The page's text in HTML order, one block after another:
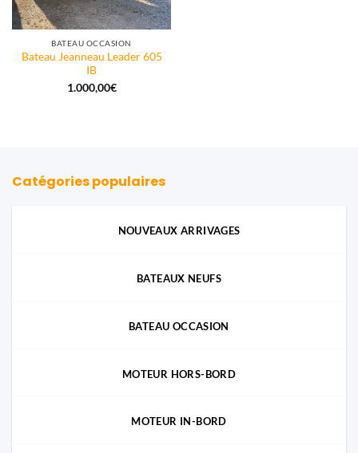
BATEAU OCCASION
Bateau Jeanneau Leader 605
IB
1.000,00€
Catégories populaires
NOUVEAUX ARRIVAGES
BATEAUX NEUFS
BATEAU OCCASION
MOTEUR HORS-BORD
MOTEUR IN-BORD